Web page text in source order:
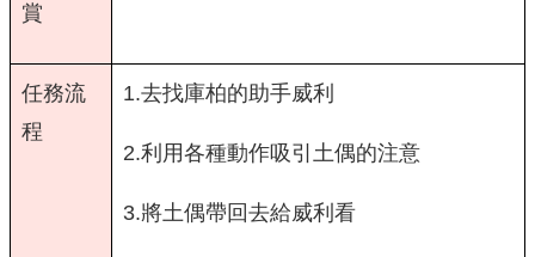
賞
任務流
程
1.去找庫柏的助手威利
2.利用各種動作吸引土偶的注意
3.將土偶帶回去給威利看